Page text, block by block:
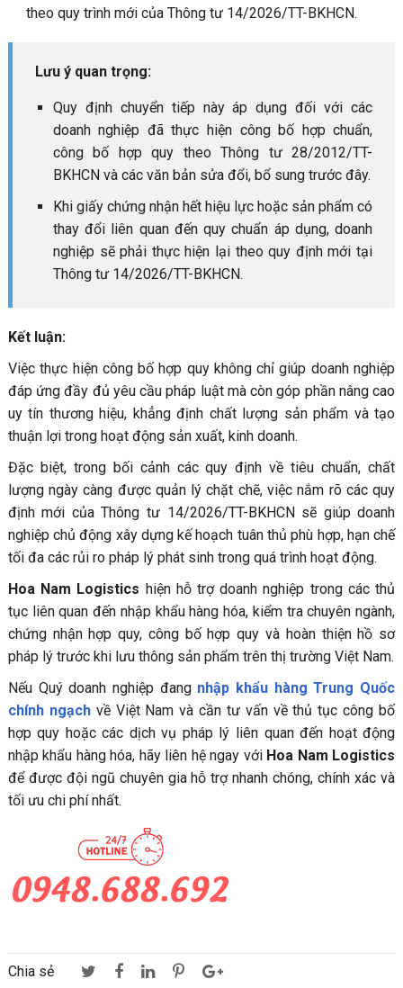
theo quy trình mới của Thông tư 14/2026/TT-BKHCN.
Lưu ý quan trọng:
Quy định chuyển tiếp này áp dụng đối với các
doanh nghiệp đã thực hiện công bố hợp chuẩn,
công bố hợp quy theo Thông tư 28/2012/TT-
BKHCN và các văn bản sửa đổi, bổ sung trước đây.
Khi giấy chứng nhận hết hiệu lực hoặc sản phẩm có
thay đổi liên quan đến quy chuẩn áp dụng, doanh
nghiệp sẽ phải thực hiện lại theo quy định mới tại
Thông tư 14/2026/TT-BKHCN.
Kết luận:
Việc thực hiện công bố hợp quy không chỉ giúp doanh nghiệp
đáp ứng đầy đủ yêu cầu pháp luật mà còn góp phần nâng cao
uy tín thương hiệu, khẳng định chất lượng sản phẩm và tạo
thuận lợi trong hoạt động sản xuất, kinh doanh.
Đặc biệt, trong bối cảnh các quy định về tiêu chuẩn, chất
lượng ngày càng được quản lý chặt chẽ, việc nắm rõ các quy
định mới của Thông tư 14/2026/TT-BKHCN sẽ giúp doanh
nghiệp chủ động xây dựng kế hoạch tuân thủ phù hợp, hạn chế
tối đa các rủi ro pháp lý phát sinh trong quá trình hoạt động.
Hoa Nam Logistics hiện hỗ trợ doanh nghiệp trong các thủ
tục liên quan đến nhập khẩu hàng hóa, kiểm tra chuyên ngành,
chứng nhận hợp quy, công bố hợp quy và hoàn thiện hồ sơ
pháp lý trước khi lưu thông sản phẩm trên thị trường Việt Nam.
Nếu Quý doanh nghiệp đang nhập khẩu hàng Trung Quốc
chính ngạchvề Việt Nam và cần tư vấn về thủ tục công bố
hợp quy hoặc các dịch vụ pháp lý liên quan đến hoạt động
nhập khẩu hàng hóa, hãy liên hệ ngay với Hoa Nam Logistics
để được đội ngũ chuyên gia hỗ trợ nhanh chóng, chính xác và
tối ưu chi phí nhất.
Chia sẻ